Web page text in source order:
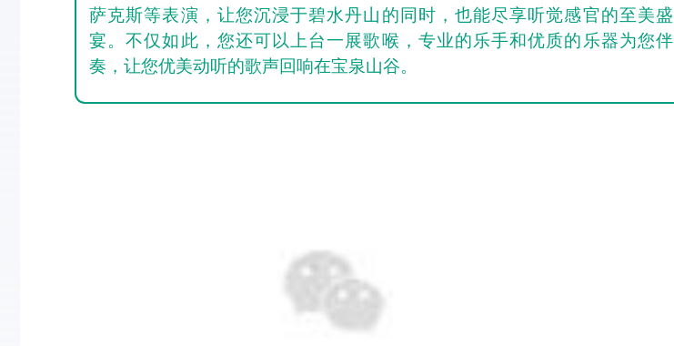
萨克斯等表演，让您沉浸于碧水丹山的同时，也能尽享听觉感官的至美盛
宴。不仅如此，您还可以上台一展歌喉，专业的乐手和优质的乐器为您伴
奏，让您优美动听的歌声回响在宝泉山谷。